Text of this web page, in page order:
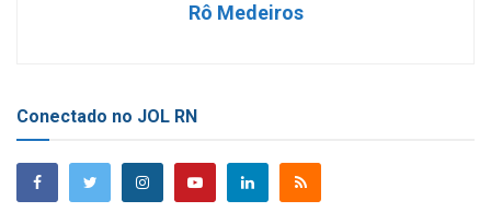
Rô Medeiros
Conectado no JOL RN